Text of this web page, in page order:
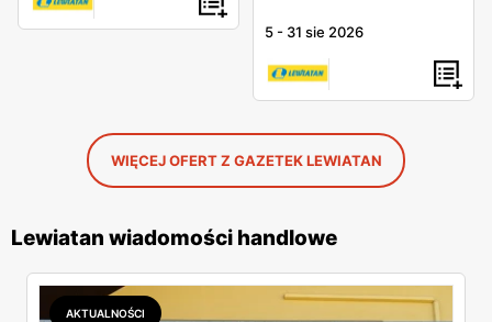
5 - 31 sie 2026
WIĘCEJ OFERT Z GAZETEK LEWIATAN
Lewiatan wiadomości handlowe
AKTUALNOŚCI